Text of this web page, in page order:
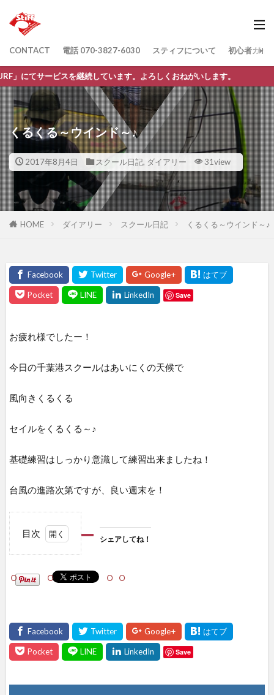
CONTACT 電話 070-3827-6030 スティフについて 初心者ガイ
継続しています。よろしくおねがいします。
くるくる～ウインド～♪
2017年8月4日 スクール日記, ダイアリー 31view
HOME ダイアリー スクール日記 くるくる～ウインド～♪
Save
お疲れ様でしたー！
今日の千葉港スクールはあいにくの天候で
風向きくるくる
セイルをくるくる～♪
基礎練習はしっかり意識して練習出来ましたね！
台風の進路次第ですが、良い週末を！
目次
アし
て
シェアしてね！
Save